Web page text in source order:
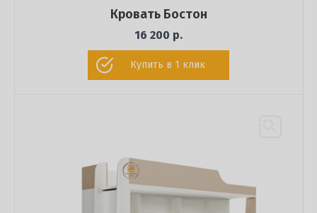
Кровать Бостон
16 200 р.
Купить в 1 клик